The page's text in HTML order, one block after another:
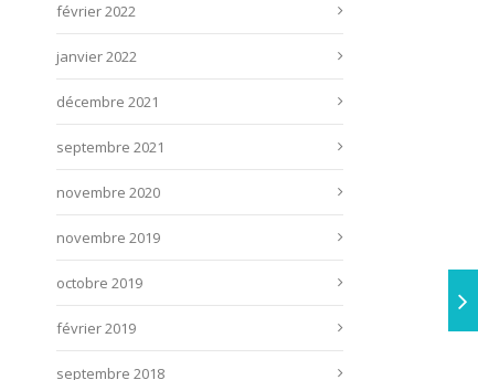
février 2022
janvier 2022
décembre 2021
septembre 2021
novembre 2020
novembre 2019
octobre 2019
février 2019
septembre 2018